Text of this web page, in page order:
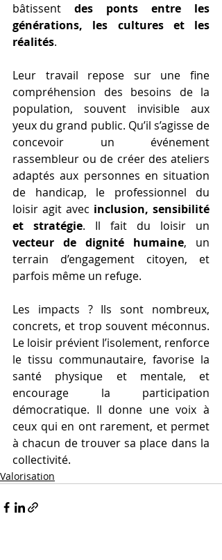
bâtissent des ponts entre les
générations, les cultures et les
réalités.
Leur travail repose sur une fine
compréhension des besoins de la
population, souvent invisible aux
yeux du grand public. Qu’il s’agisse de
concevoir un événement
rassembleur ou de créer des ateliers
adaptés aux personnes en situation
de handicap, le professionnel du
loisir agit avec inclusion, sensibilité
et stratégie
vecteur de dignité humaine, un
terrain d’engagement citoyen, et
parfois même un refuge.
Les impacts ? Ils sont nombreux,
concrets, et trop souvent méconnus.
Le loisir prévient l’isolement, renforce
le tissu communautaire, favorise la
santé physique et mentale, et
encourage la participation
démocratique. Il donne une voix à
ceux qui en ont rarement, et permet
à chacun de trouver sa place dans la
collectivité.
Valorisation